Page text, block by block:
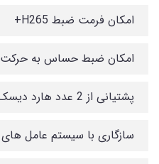
امکان فرمت ضبط H265+
امکان ضبط حساس به حرکت
پشتیانی از 2 عدد هارد دیسک حداکثر 10 ترابایت
سازگاری با سیستم عامل های ANDROID-IOS-MAC